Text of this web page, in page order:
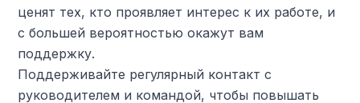
ценят тех, кто проявляет интерес к их работе, и
с большей вероятностью окажут вам
поддержку.
Поддерживайте регулярный контакт с
руководителем и командой, чтобы повышать